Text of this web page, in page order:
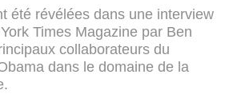
été révélées dans une interview
Times Magazine par Ben
collaborateurs du
dans le domaine de la